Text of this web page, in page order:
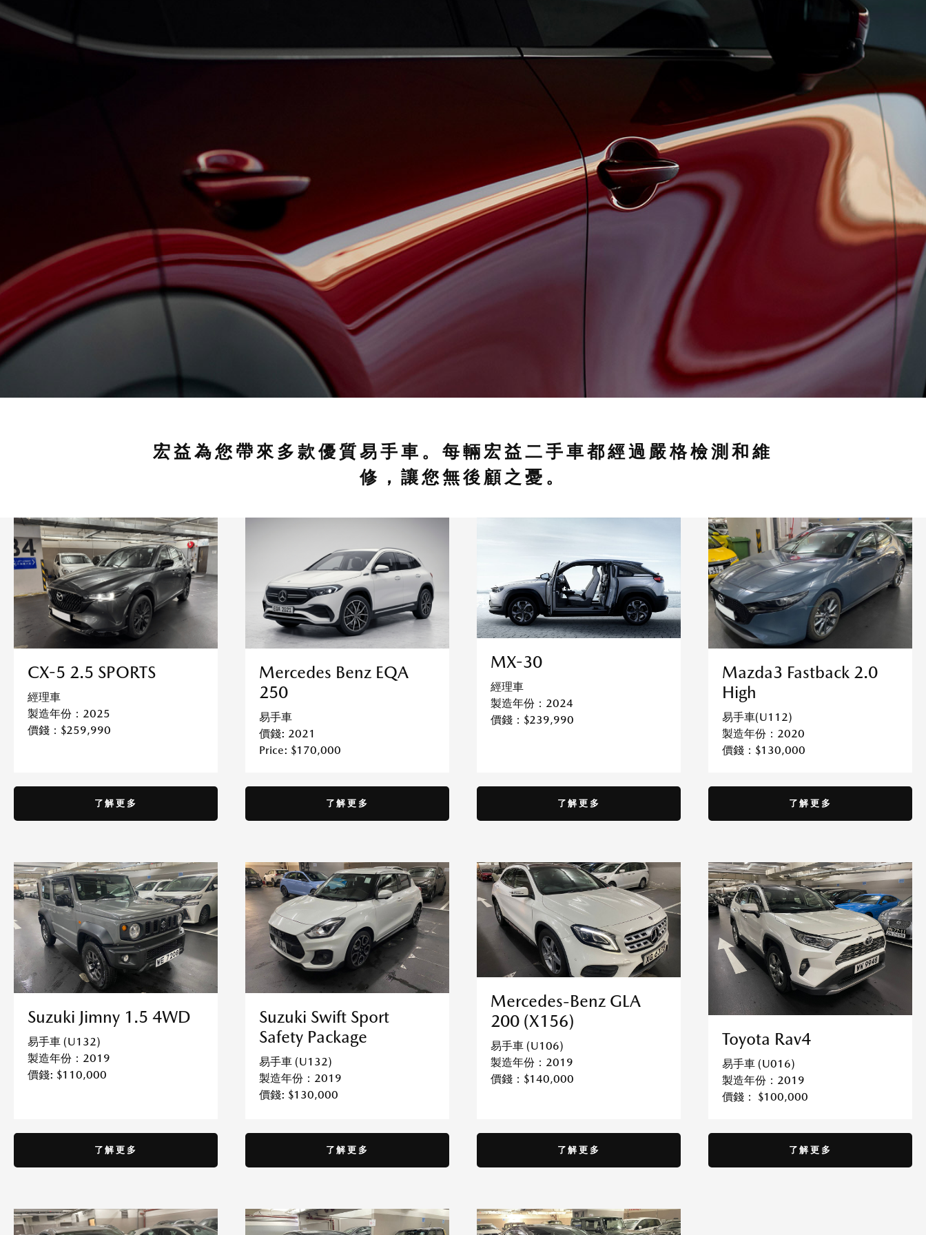
宏益為您帶來多款優質易手車。每輛宏益二手車都經過嚴格檢測和維
修，讓您無後顧之憂。
CX-5 2.5 SPORTS
經理車
製造年份：2025
價錢：$259,990
了解更多
Mercedes Benz EQA
250
易手車
價錢: 2021
Price: $170,000
了解更多
MX-30
經理車
製造年份：2024
價錢：$239,990
了解更多
Mazda3 Fastback 2.0
High
易手車(U112)
製造年份：2020
價錢：$130,000
了解更多
Suzuki Jimny 1.5 4WD
易手車 (U132)
製造年份：2019
價錢: $110,000
了解更多
Suzuki Swift Sport
Safety Package
易手車 (U132)
製造年份：2019
價錢: $130,000
了解更多
Mercedes-Benz GLA
200 (X156)
易手車 (U106)
製造年份：2019
價錢：$140,000
了解更多
Toyota Rav4
易手車 (U016)
製造年份：2019
價錢： $100,000
了解更多